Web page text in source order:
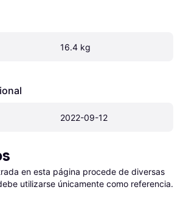
16.4 kg
2022-09-12
en esta página procede de diversas
utilizarse únicamente como referencia.